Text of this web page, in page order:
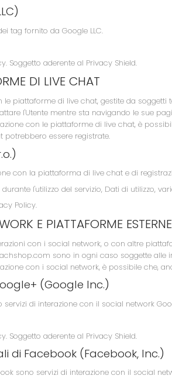
tag fornito da Google LLC.
. Soggetto aderente al Privacy Shield.
DI LIVE CHAT
piattaforme di live chat, gestite da
l'Utente mentre sta navigando le sue
con le piattaforme di live chat, è
potrebbero essere registrate.
con la piattaforma di live chat e di
l'utilizzo del servizio, Dati di utilizzo,
Policy.
E PIATTAFORME ESTERNE
con i social network, o con altre
sono in ogni caso soggette
con i social network, è possibile che,
(Google Inc.)
di interazione con il social network
. Soggetto aderente al Privacy Shield.
di Facebook (Facebook, Inc.)
sono servizi di interazione con il social